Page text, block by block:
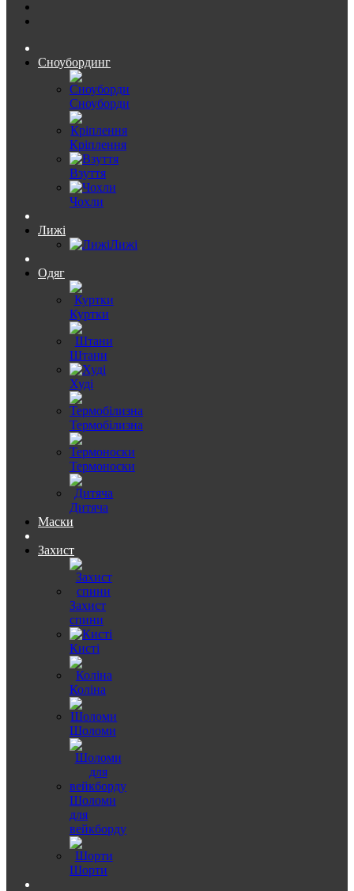
Сноубординг
Сноуборди
Кріплення
Взуття
Чохли
Лижі
Лижі
Одяг
Куртки
Штани
Худі
Термобілизна
Термоноски
Дитяча
Маски
Захист
Захист
спини
Кисті
Коліна
Шоломи
Шоломи
для
вейкборду
Шорти